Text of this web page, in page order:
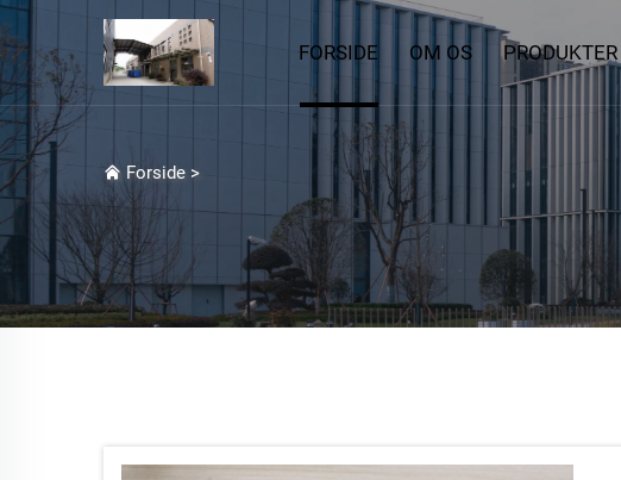
FORSIDE OM OS PRODUKTER
Forside >